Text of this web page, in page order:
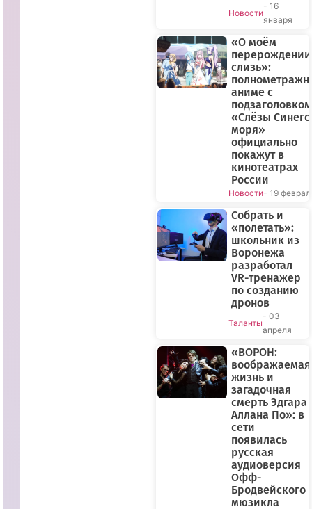
Новости
- 16
января
«О моём
слизь»:
аниме с
подзаголовком
«Слёзы Синего
моря»
официально
покажут в
кинотеатрах
России
Новости- 19
Собрать и
«полетать»:
школьник из
Воронежа
разработал
VR-тренажер
по созданию
дронов
Таланты
- 03
апреля
«ВОРОН:
воображаемая
жизнь и
загадочная
смерть Эдгара
Аллана По»: в
сети
появилась
русская
аудиоверсия
Офф-
Бродвейского
мюзикла